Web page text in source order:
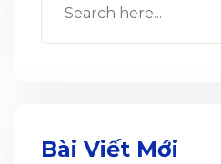
Bài Viết Mới